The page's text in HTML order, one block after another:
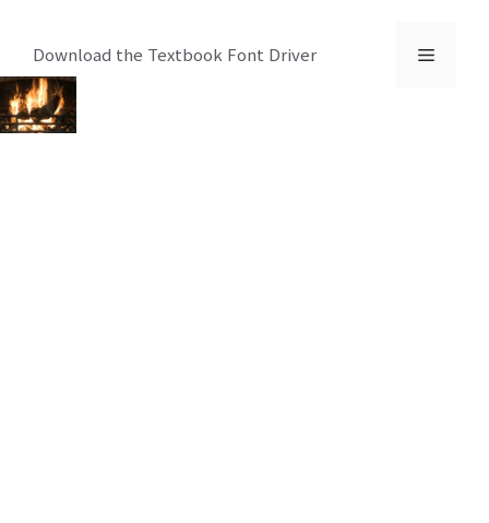
츠
로
Download the Textbook Font Driver 메